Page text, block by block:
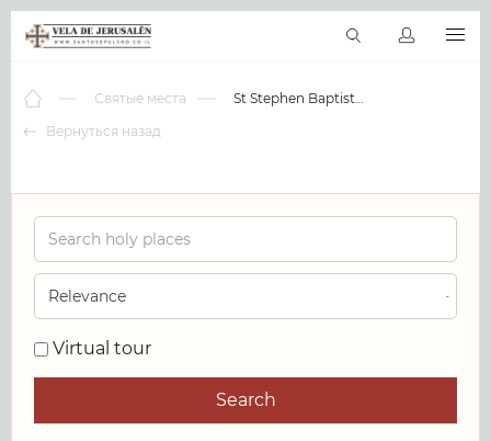
Виртуальные туры
RU
Вернуться назад
Святые места St Stephen Baptist Church
Virtual tour
Search